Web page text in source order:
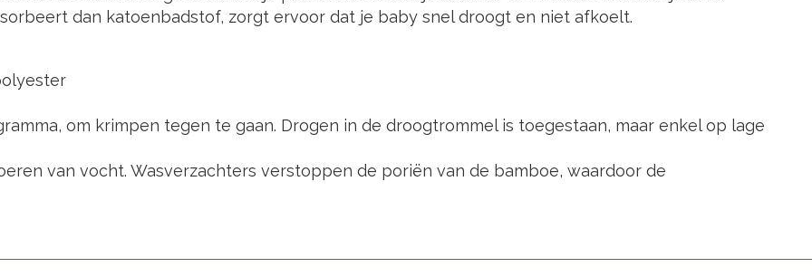
dan katoenbadstof, zorgt ervoor dat je baby snel droogt en niet afkoelt.
om krimpen tegen te gaan. Drogen in de droogtrommel is toegestaan, maar enkel op lage
van vocht. Wasverzachters verstoppen de poriën van de bamboe, waardoor de